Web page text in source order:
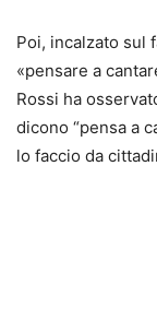
Poi, incalzato sul
«pensare a
Rossi ha
dicono “pensa a
lo faccio da